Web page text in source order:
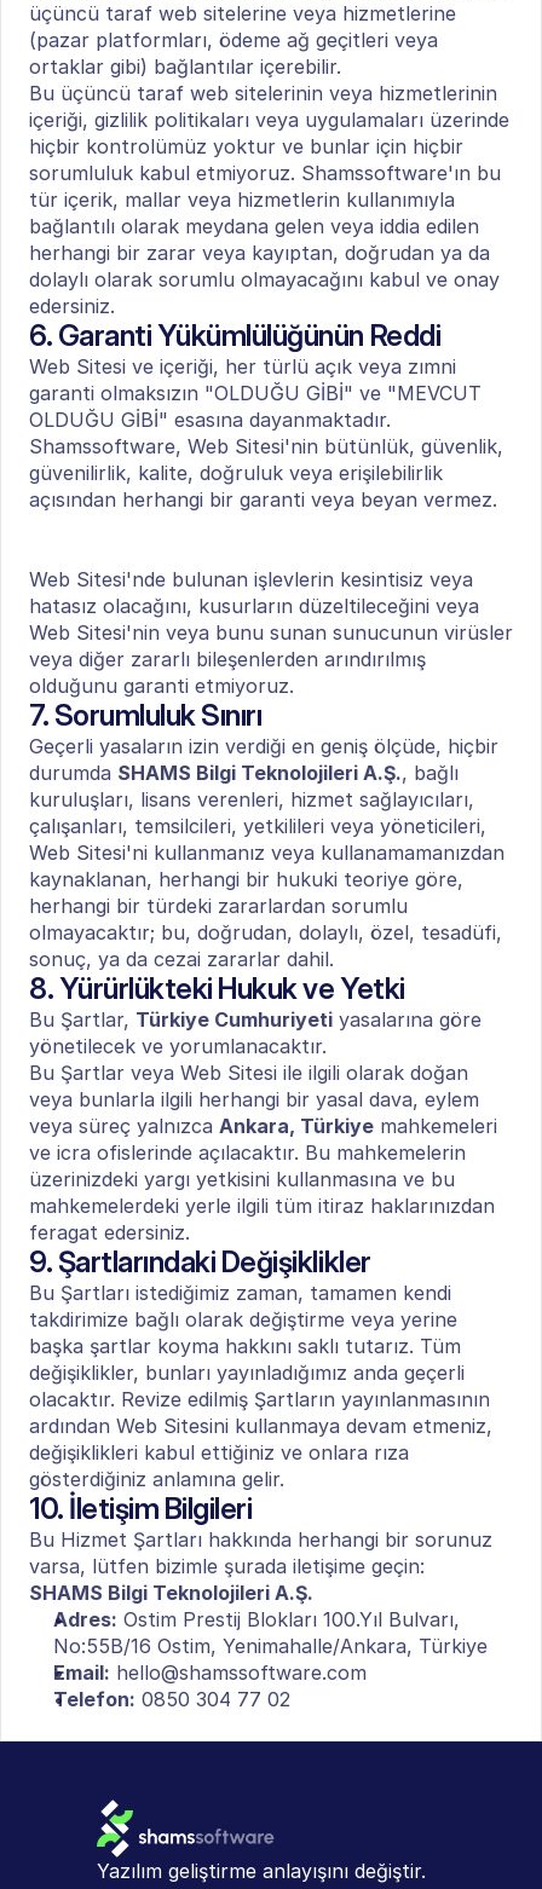
üçüncü taraf web sitelerine veya hizmetlerine
(pazar platformları, ödeme ağ geçitleri veya
ortaklar gibi) bağlantılar içerebilir.
Bu üçüncü taraf web sitelerinin veya hizmetlerinin
içeriği, gizlilik politikaları veya uygulamaları üzerinde
hiçbir kontrolümüz yoktur ve bunlar için hiçbir
sorumluluk kabul etmiyoruz. Shamssoftware'ın bu
tür içerik, mallar veya hizmetlerin kullanımıyla
bağlantılı olarak meydana gelen veya iddia edilen
herhangi bir zarar veya kayıptan, doğrudan ya da
dolaylı olarak sorumlu olmayacağını kabul ve onay
edersiniz.
6. Garanti Yükümlülüğünün Reddi
Web Sitesi ve içeriği, her türlü açık veya zımni
garanti olmaksızın "OLDUĞU GİBİ" ve "MEVCUT
OLDUĞU GİBİ" esasına dayanmaktadır.
Shamssoftware, Web Sitesi'nin bütünlük, güvenlik,
güvenilirlik, kalite, doğruluk veya erişilebilirlik
açısından herhangi bir garanti veya beyan vermez.
Web Sitesi'nde bulunan işlevlerin kesintisiz veya
hatasız olacağını, kusurların düzeltileceğini veya
Web Sitesi'nin veya bunu sunan sunucunun virüsler
veya diğer zararlı bileşenlerden arındırılmış
olduğunu garanti etmiyoruz.
7. Sorumluluk Sınırı
Geçerli yasaların izin verdiği en geniş ölçüde, hiçbir
durumda SHAMS Bilgi Teknolojileri A.Ş., bağlı
kuruluşları, lisans verenleri, hizmet sağlayıcıları,
çalışanları, temsilcileri, yetkilileri veya yöneticileri,
Web Sitesi'ni kullanmanız veya kullanamamanızdan
kaynaklanan, herhangi bir hukuki teoriye göre,
herhangi bir türdeki zararlardan sorumlu
olmayacaktır; bu, doğrudan, dolaylı, özel, tesadüfi,
sonuç, ya da cezai zararlar dahil.
8. Yürürlükteki Hukuk ve Yetki
Bu Şartlar, Türkiye Cumhuriyeti yasalarına göre
yönetilecek ve yorumlanacaktır.
Bu Şartlar veya Web Sitesi ile ilgili olarak doğan
veya bunlarla ilgili herhangi bir yasal dava, eylem
veya süreç yalnızca Ankara, Türkiye mahkemeleri
ve icra ofislerinde açılacaktır. Bu mahkemelerin
üzerinizdeki yargı yetkisini kullanmasına ve bu
mahkemelerdeki yerle ilgili tüm itiraz haklarınızdan
feragat edersiniz.
9. Şartlarındaki Değişiklikler
Bu Şartları istediğimiz zaman, tamamen kendi
takdirimize bağlı olarak değiştirme veya yerine
başka şartlar koyma hakkını saklı tutarız. Tüm
değişiklikler, bunları yayınladığımız anda geçerli
olacaktır. Revize edilmiş Şartların yayınlanmasının
ardından Web Sitesini kullanmaya devam etmeniz,
değişiklikleri kabul ettiğiniz ve onlara rıza
gösterdiğiniz anlamına gelir.
10. İletişim Bilgileri
Bu Hizmet Şartları hakkında herhangi bir sorunuz
varsa, lütfen bizimle şurada iletişime geçin:
SHAMS Bilgi Teknolojileri A.Ş.
Adres: Ostim Prestij Blokları 100.Yıl Bulvarı,
No:55B/16 Ostim, Yenimahalle/Ankara, Türkiye
Email: hello@shamssoftware.com
Telefon: 0850 304 77 02
Yazılım geliştirme anlayışını değiştir.